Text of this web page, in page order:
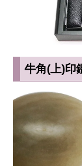
牛角(上)印